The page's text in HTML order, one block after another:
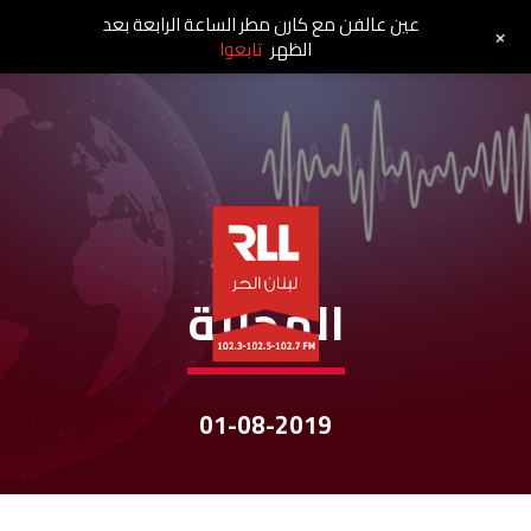
نشرات الأخبار
المحليّة
01-08-2019
عين عالفن مع كارن مطر الساعة الرابعة بعد
الظهر تابعوا +